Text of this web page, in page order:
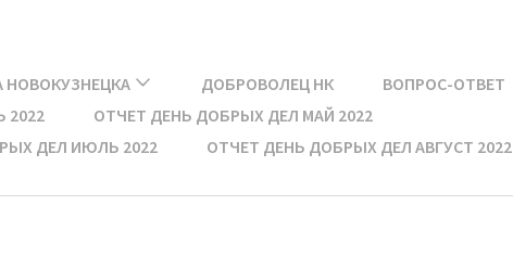
НОВОКУЗНЕЦКА ДОБРОВОЛЕЦ НК
ВОПРОС-ОТВЕТ
2022​
ОТЧЕТ ДЕНЬ ДОБРЫХ ДЕЛ МАЙ 2022
ДЕЛ ИЮЛЬ 2022 ОТЧЕТ ДЕНЬ ДОБРЫХ ДЕЛ АВГУСТ 2022